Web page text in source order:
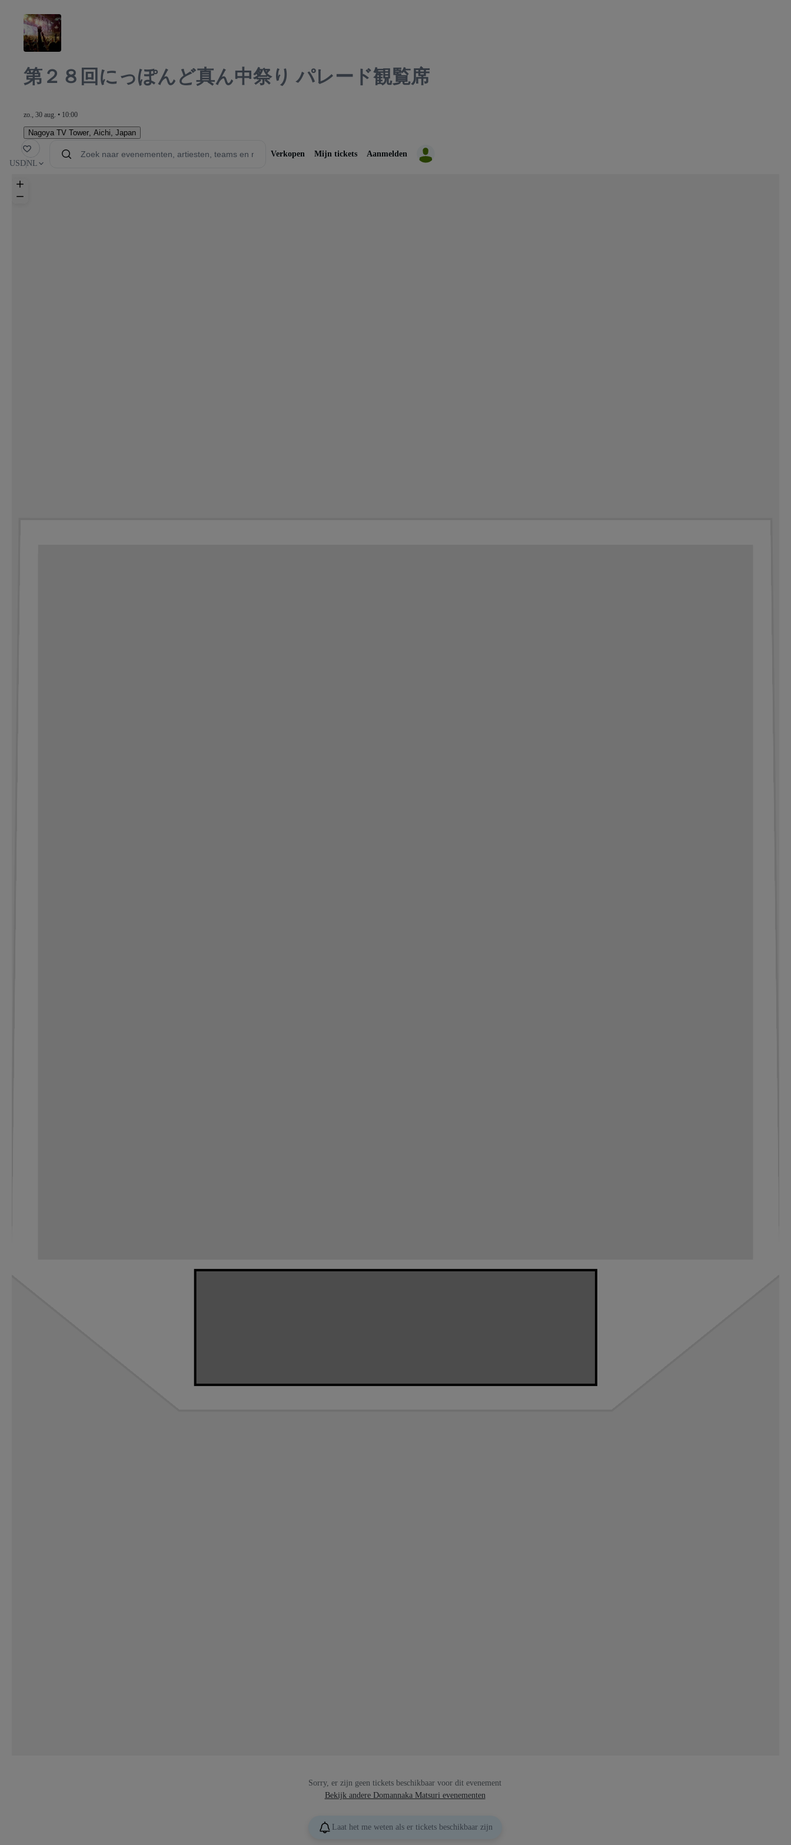
第２８回にっぽんど真ん中祭り パレード観覧席
zo., 30 aug. • 10:00
Nagoya TV Tower Aichi, Japan
USD NL
Verkopen Mijn tickets Aanmelden
Sorry, er zijn geen tickets beschikbaar voor dit evenement
Bekijk andere Domannaka Matsuri evenementen
Laat het me weten als er tickets beschikbaar zijn